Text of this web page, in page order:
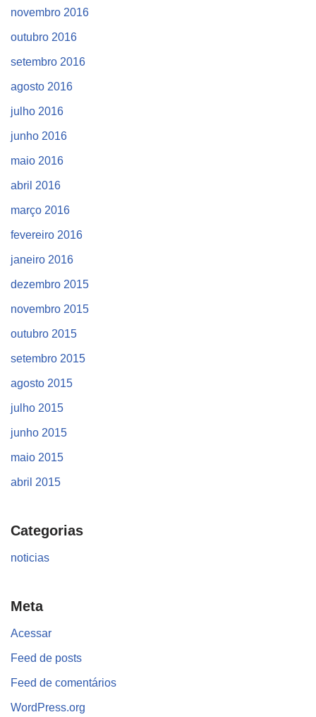
novembro 2016
outubro 2016
setembro 2016
agosto 2016
julho 2016
junho 2016
maio 2016
abril 2016
março 2016
fevereiro 2016
janeiro 2016
dezembro 2015
novembro 2015
outubro 2015
setembro 2015
agosto 2015
julho 2015
junho 2015
maio 2015
abril 2015
Categorias
noticias
Meta
Acessar
Feed de posts
Feed de comentários
WordPress.org